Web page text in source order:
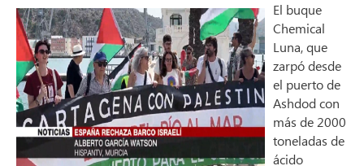
El buque
Chemical
Luna, que
zarpó desde
el puerto de
Ashdod con
más de 2000
toneladas de
ácido